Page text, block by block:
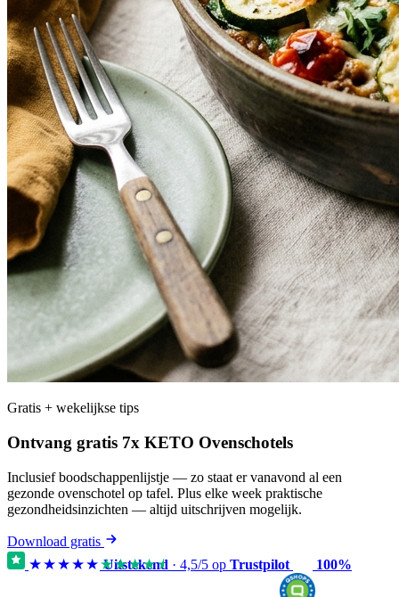
Gratis + wekelijkse tips
Ontvang gratis 7x KETO Ovenschotels
Inclusief boodschappenlijstje — zo staat er vanavond al een
gezonde ovenschotel op tafel. Plus elke week praktische
gezondheidsinzichten — altijd uitschrijven mogelijk.
Download gratis
★★★★★★★★★★
Uitstekend · 4,5/5 op Trustpilot 100%